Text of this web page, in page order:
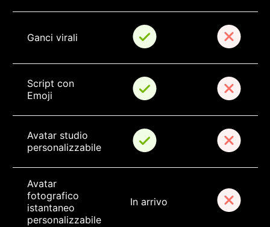
Ganci virali
Script con
Emoji
Avatar studio
personalizzabile
Avatar
fotografico
istantaneo
personalizzabile
In arrivo